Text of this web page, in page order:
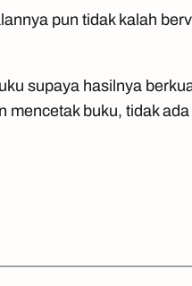
pun tidak kalah
supaya hasilnya
buku, tidak